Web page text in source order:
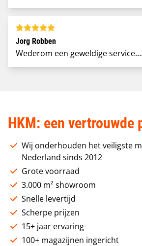
Jorg Robben
Wederom een geweldige service….
HKM: een vertrouwde
Wij onderhouden het veiligste
Nederland sinds 2012
Grote voorraad
3.000 m² showroom
Snelle levertijd
Scherpe prijzen
15+ jaar ervaring
100+ magazijnen ingericht